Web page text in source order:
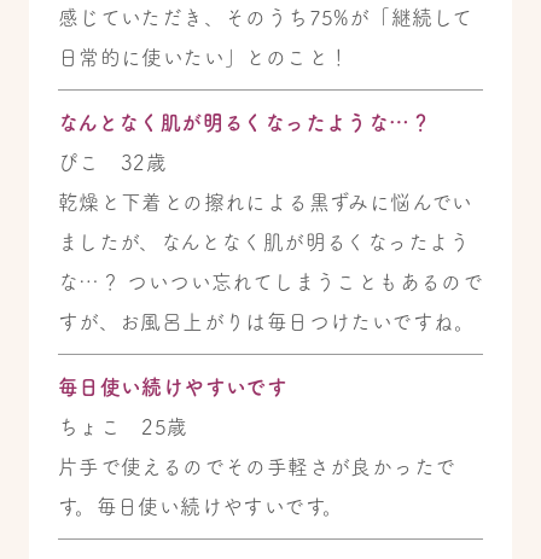
感じていただき、そのうち75%が「継続して
日常的に使いたい」とのこと！
なんとなく肌が明るくなったような…？
ぴこ 32歳
乾燥と下着との擦れによる黒ずみに悩んでい
ましたが、なんとなく肌が明るくなったよう
な…？ ついつい忘れてしまうこともあるので
すが、お風呂上がりは毎日つけたいですね。
毎日使い続けやすいです
ちょこ 25歳
片手で使えるのでその手軽さが良かったで
す。毎日使い続けやすいです。